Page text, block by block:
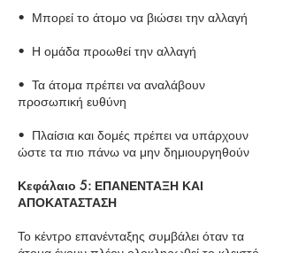
• Μπορεί το άτομο να βιώσει την αλλαγή
• Η ομάδα προωθεί την αλλαγή
• Τα άτομα πρέπει να αναλάβουν
προσωπική ευθύνη
• Πλαίσια και δομές πρέπει να υπάρχουν
ώστε τα πιο πάνω να μην δημιουργηθούν
Κεφάλαιο 5: ΕΠΑΝΕΝΤΑΞΗ ΚΑΙ
ΑΠΟΚΑΤΑΣΤΑΣΗ
Το κέντρο επανένταξης συμβάλει όταν τα